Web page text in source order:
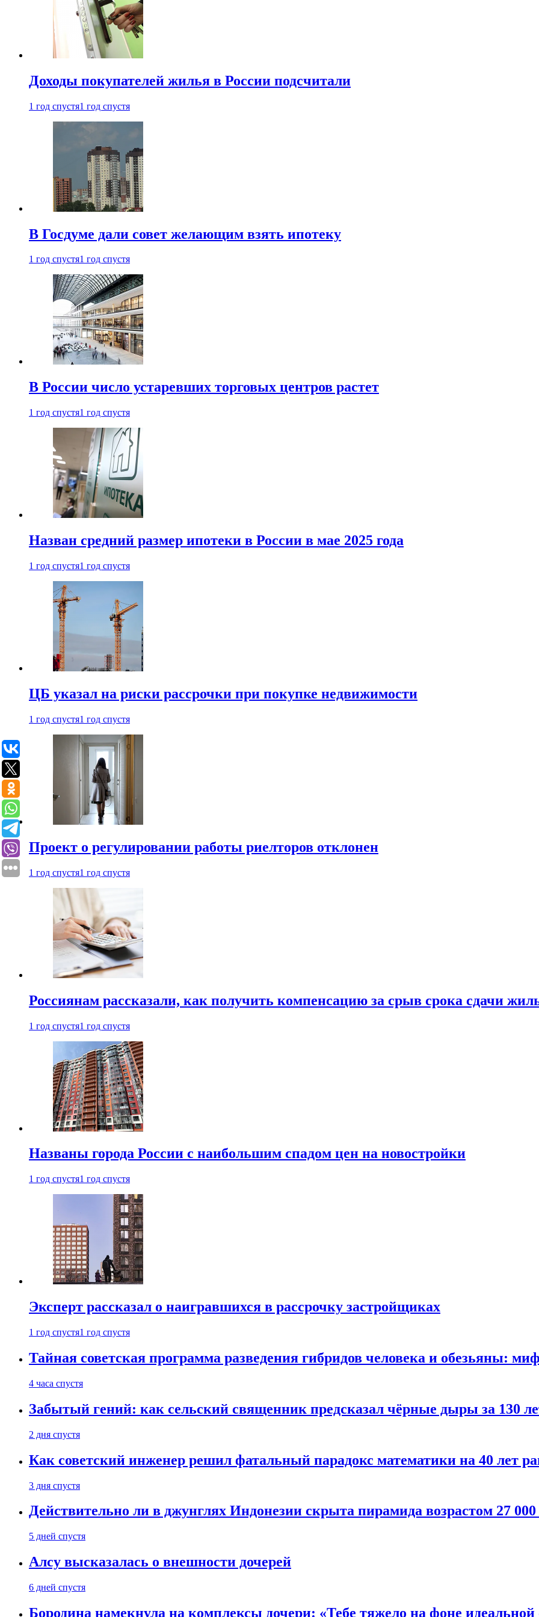
Доходы покупателей жилья в России подсчитали
1 год спустя1 год спустя
В Госдуме дали совет желающим взять ипотеку
1 год спустя1 год спустя
В России число устаревших торговых центров растет
1 год спустя1 год спустя
Назван средний размер ипотеки в России в мае 2025 года
1 год спустя1 год спустя
ЦБ указал на риски рассрочки при покупке недвижимости
1 год спустя1 год спустя
Проект о регулировании работы риелторов отклонен
1 год спустя1 год спустя
Россиянам рассказали, как получить компенсацию за срыв срока сдачи
1 год спустя1 год спустя
Названы города России с наибольшим спадом цен на новостройки
1 год спустя1 год спустя
Эксперт рассказал о наигравшихся в рассрочку застройщиках
1 год спустя1 год спустя
Тайная советская программа разведения гибридов человека и обезьяны:
4 часа спустя
Забытый гений: как сельский священник предсказал чёрные дыры за 130
2 дня спустя
Как советский инженер решил фатальный парадокс математики на 40 лет
3 дня спустя
Действительно ли в джунглях Индонезии скрыта пирамида возрастом 27 000
5 дней спустя
Алсу высказалась о внешности дочерей
6 дней спустя
Бородина намекнула на комплексы дочери: «Тебе тяжело на фоне идеальной